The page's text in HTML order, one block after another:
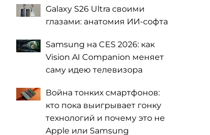
Galaxy S26 Ultra своими
глазами: анатомия ИИ-софта
Samsung на CES 2026: как
Vision AI Companion меняет
саму идею телевизора
Война тонких смартфонов:
кто пока выигрывает гонку
технологий и почему это не
Apple или Samsung